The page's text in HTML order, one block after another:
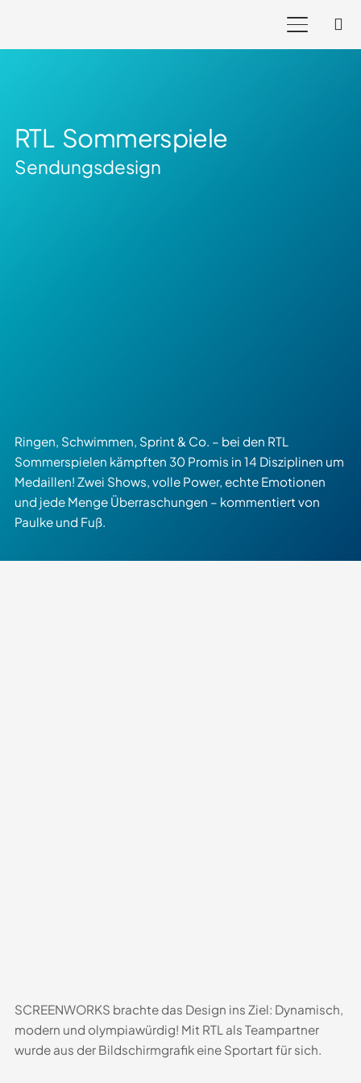
RTL Sommerspiele
Sendungsdesign
Ringen, Schwimmen, Sprint & Co. – bei den RTL
Sommerspielen kämpften 30 Promis in 14 Disziplinen um
Medaillen! Zwei Shows, volle Power, echte Emotionen
und jede Menge Überraschungen – kommentiert von
Paulke und Fuß.
SCREENWORKS brachte das Design ins Ziel: Dynamisch,
modern und olympiawürdig! Mit RTL als Teampartner
wurde aus der Bildschirmgrafik eine Sportart für sich.